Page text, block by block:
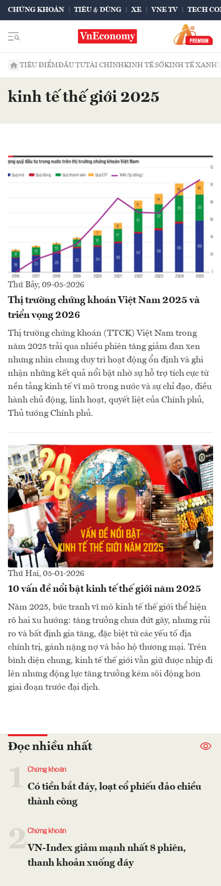
CHỨNG KHOÁN TIÊU & DÙNG XE VNE TV TECH
TIÊU ĐIỂMĐẦU TƯTÀI CHÍNHKINH TẾ SỐKINH TẾ XANH
kinh tế thế giới 2025
Thứ Bảy, 09-05-2026
Thị trường chứng khoán Việt Nam 2025 và
triển vọng 2026
Thị trường chứng khoán (TTCK) Việt Nam trong
năm 2025 trải qua nhiều phiên tăng giảm đan xen
nhưng nhìn chung duy trì hoạt động ổn định và ghi
nhận những kết quả nổi bật nhờ sự hỗ trợ tích cực từ
nền tảng kinh tế vĩ mô trong nước và sự chỉ đạo, điều
hành chủ động, linh hoạt, quyết liệt của Chính phủ,
Thủ tướng Chính phủ.
Thứ Hai, 05-01-2026
10 vấn đề nổi bật kinh tế thế giới năm 2025
Năm 2025, bức tranh vĩ mô kinh tế thế giới thể hiện
rõ hai xu hướng: tăng trưởng chưa đứt gãy, nhưng rủi
ro và bất định gia tăng, đặc biệt từ các yếu tố địa
chính trị, gánh nặng nợ và bảo hộ thương mại. Trên
bình diện chung, kinh tế thế giới vẫn giữ được nhịp đi
lên nhưng động lực tăng trưởng kém sôi động hơn
giai đoạn trước đại dịch.
Đọc nhiều nhất
Chứng khoán
Có tiền bắt đáy, loạt cổ phiếu đảo chiều
thành công
2Chứng khoán
VN-Index giảm mạnh nhất 8 phiên,
thanh khoản xuống đáy